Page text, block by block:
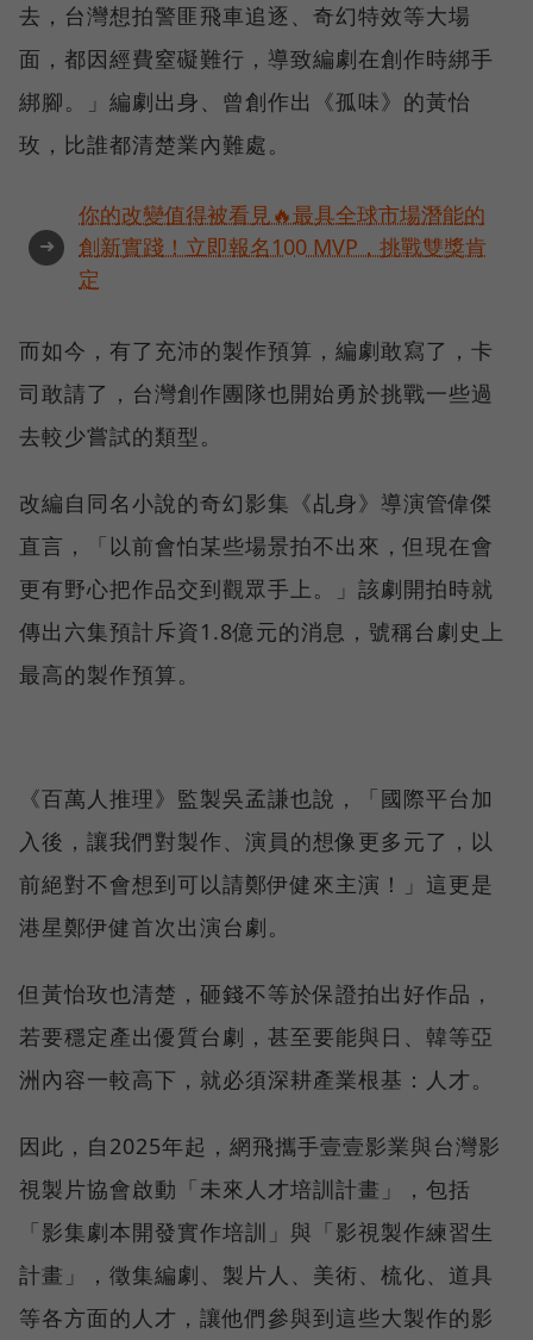
去，台灣想拍警匪飛車追逐、奇幻特效等大場
面，都因經費窒礙難行，導致編劇在創作時綁手
綁腳。」編劇出身、曾創作出《孤味》的黃怡
玫，比誰都清楚業內難處。
➜
你的改變值得被看見🔥最具全球市場潛能的
創新實踐！立即報名100 MVP，挑戰雙獎肯
定
而如今，有了充沛的製作預算，編劇敢寫了，卡
司敢請了，台灣創作團隊也開始勇於挑戰一些過
去較少嘗試的類型。
改編自同名小說的奇幻影集《乩身》導演管偉傑
直言，「以前會怕某些場景拍不出來，但現在會
更有野心把作品交到觀眾手上。」該劇開拍時就
傳出六集預計斥資1.8億元的消息，號稱台劇史上
最高的製作預算。
《百萬人推理》監製吳孟謙也說，「國際平台加
入後，讓我們對製作、演員的想像更多元了，以
前絕對不會想到可以請鄭伊健來主演！」這更是
港星鄭伊健首次出演台劇。
但黃怡玫也清楚，砸錢不等於保證拍出好作品，
若要穩定產出優質台劇，甚至要能與日、韓等亞
洲內容一較高下，就必須深耕產業根基：人才。
因此，自2025年起，網飛攜手壹壹影業與台灣影
視製片協會啟動「未來人才培訓計畫」，包括
「影集劇本開發實作培訓」與「影視製作練習生
計畫」，徵集編劇、製片人、美術、梳化、道具
等各方面的人才，讓他們參與到這些大製作的影